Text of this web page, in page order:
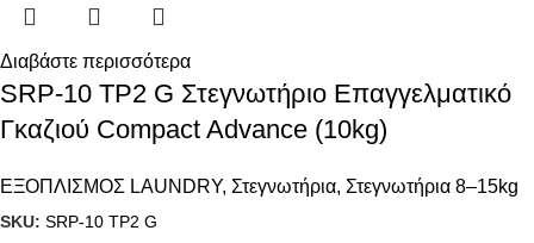
Διαβάστε περισσότερα
SRP-10 TP2 G Στεγνωτήριο Επαγγελματικό
Γκαζιού Compact Advance (10kg)
ΕΞΟΠΛΙΣΜΟΣ LAUNDRY, Στεγνωτήρια, Στεγνωτήρια 8–15kg
SKU: SRP-10 TP2 G